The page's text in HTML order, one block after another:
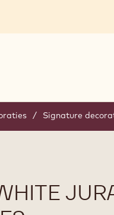
/ Signature